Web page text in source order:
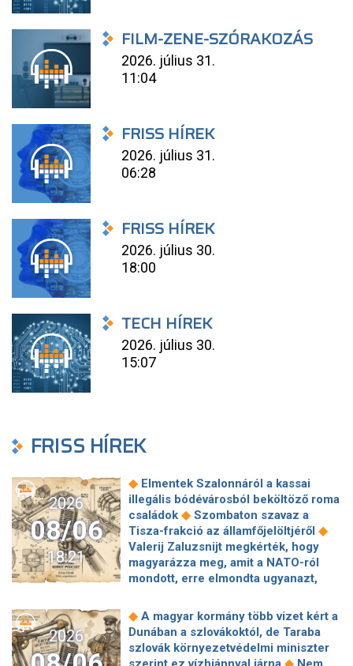
FILM-ZENE-SZÓRAKOZÁS
2026. július 31.
11:04
FRISS HÍREK
2026. július 31.
06:28
FRISS HÍREK
2026. július 30.
18:00
TECH HÍREK
2026. július 30.
15:07
FRISS HÍREK
2026
08/06
18:21
◆ Elmentek Szalonnáról a kassai
illegális bódévárosból beköltöző roma
családok ◆ Szombaton szavaz a
Tisza-frakció az államfőjelöltjéről ◆
Valerij Zaluzsnijt megkérték, hogy
magyarázza meg, amit a NATO-ról
mondott, erre elmondta ugyanazt,
kötött szerződéseket a HM cége a
Lounge Eventtel, a miniszter
feljelentést tett
◆Orbán Anita
megkérte a szlovák kormányt, hogy
2026
◆ A magyar kormány több vizet kért a
Dunában a szlovákoktól, de Taraba
szlovák környezetvédelmi miniszter